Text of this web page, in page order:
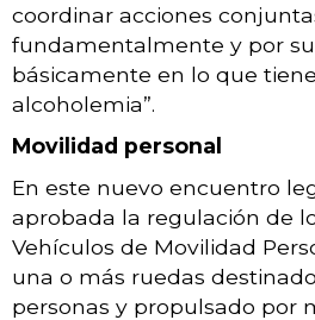
coordinar acciones
fundamentalmente y por
básicamente en lo que
alcoholemia”.
Movilidad personal
En este nuevo encuentro
aprobada la regulación de
Vehículos de Movilidad
una o más ruedas
personas y propulsado por